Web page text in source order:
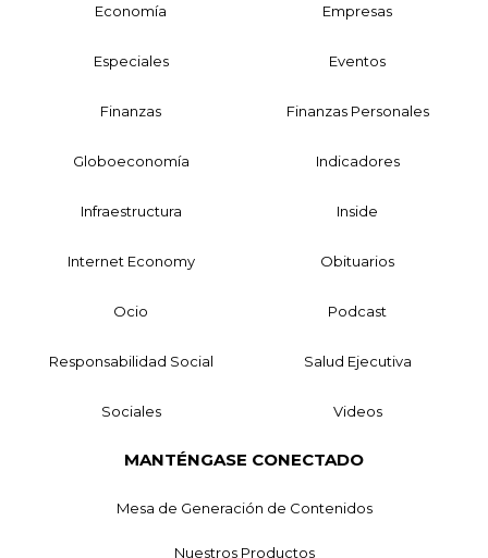
Economía Empresas
Especiales Eventos
Finanzas Finanzas Personales
Globoeconomía Indicadores
Infraestructura Inside
Internet Economy Obituarios
Ocio Podcast
Responsabilidad Social Salud Ejecutiva
Sociales Videos
MANTÉNGASE CONECTADO
Mesa de Generación de Contenidos
Nuestros Productos